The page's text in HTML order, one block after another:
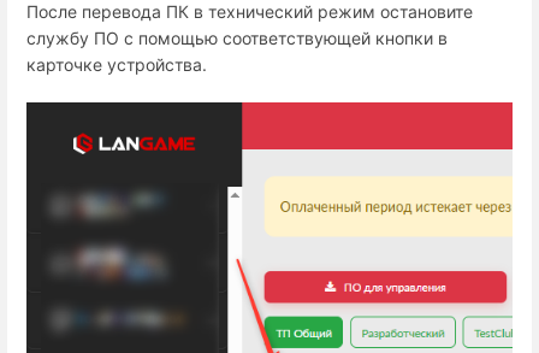
После перевода ПК в технический режим остановите
службу ПО с помощью соответствующей кнопки в
карточке устройства.